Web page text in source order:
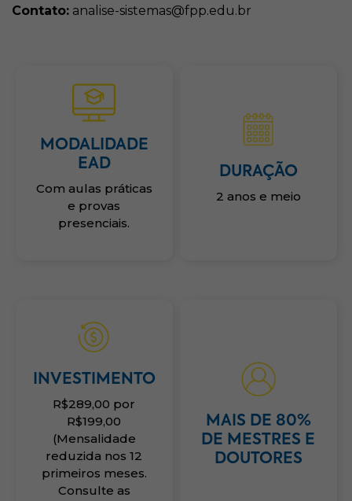
Contato: analise-sistemas@fpp.edu.br
MODALIDADE
EAD
Com aulas práticas
e provas
presenciais.
DURAÇÃO
2 anos e meio
INVESTIMENTO
R$289,00 por
R$199,00
(Mensalidade
reduzida nos 12
primeiros meses.
Consulte as
MAIS DE 80%
DE MESTRES E
DOUTORES